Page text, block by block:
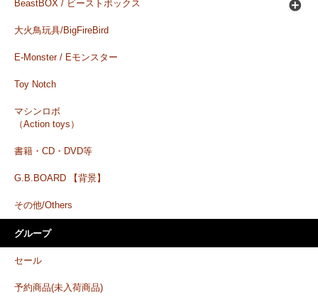
BeastBOX / ビーストボックス
大火鳥玩具/BigFireBird
E-Monster / Eモンスター
Toy Notch
マシンロボ
（Action toys）
書籍・CD・DVD等
G.B.BOARD 【背景】
その他/Others
グループ
セール
予約商品(未入荷商品)